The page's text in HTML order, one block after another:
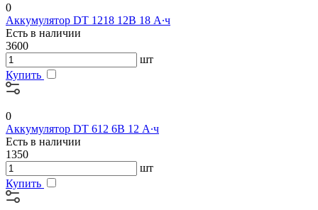
0
Аккумулятор DT 1218 12В 18 А∙ч
Есть в наличии
3600
шт
Купить
0
Аккумулятор DT 612 6В 12 А∙ч
Есть в наличии
1350
шт
Купить